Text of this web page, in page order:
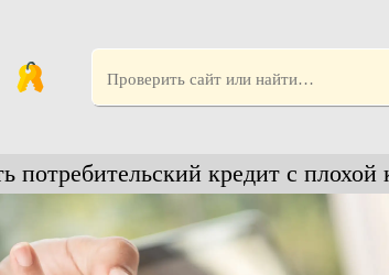
потребительский кредит с плохой